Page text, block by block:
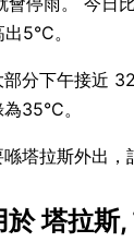
5°C。
分下午接近
35°C。
塔拉斯外出，
塔拉斯